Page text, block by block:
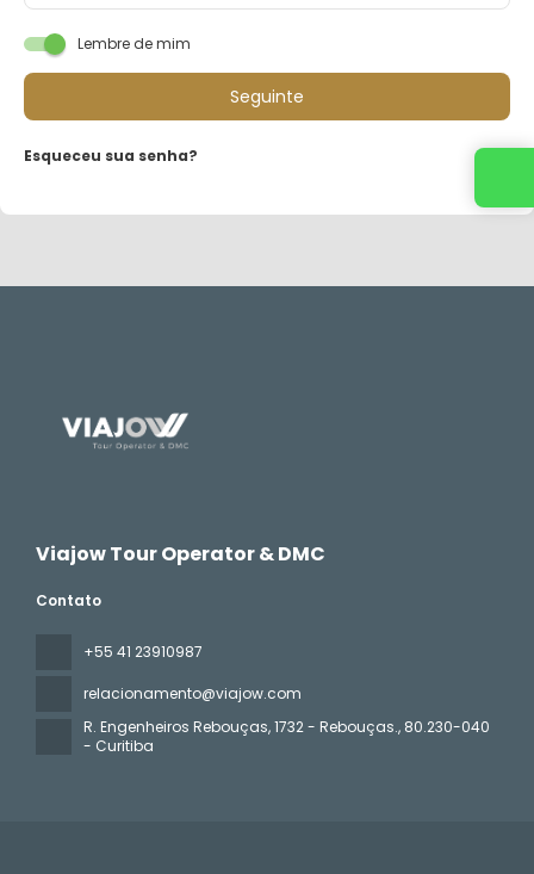
Lembre de mim
Seguinte
Esqueceu sua senha?
Viajow Tour Operator & DMC
Contato
+55 41 23910987
relacionamento@viajow.com
R. Engenheiros Rebouças, 1732 - Rebouças., 80.230-040
- Curitiba